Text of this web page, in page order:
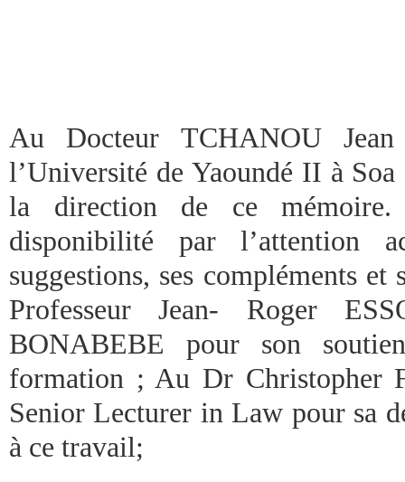
Au Docteur TCHANOU
l’Université de Yaoundé II à
la direction de ce
disponibilité par l’attention
suggestions, ses compléments et
Professeur Jean- Roger
BONABEBE pour son
formation ; Au Dr Christopher
Senior Lecturer in Law pour sa
à ce travail;